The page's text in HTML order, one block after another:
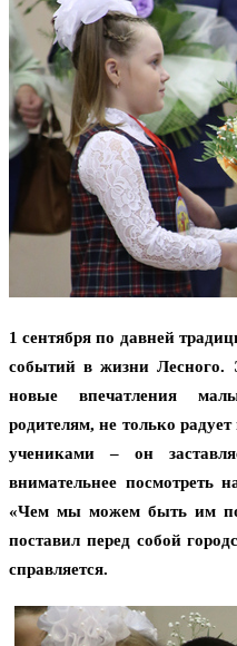
1 сентября по давней
событий в жизни Лесного.
новые впечатления
родителям, не только
учениками – он
внимательнее посмотреть
«Чем мы можем быть им
поставил перед собой
справляется.